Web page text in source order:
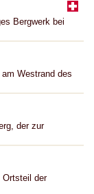
Bergwerk bei
Westrand des
der zur
Ortsteil der